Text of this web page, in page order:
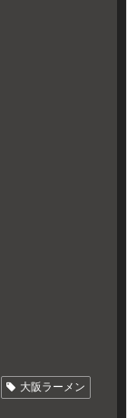
大阪ラーメン